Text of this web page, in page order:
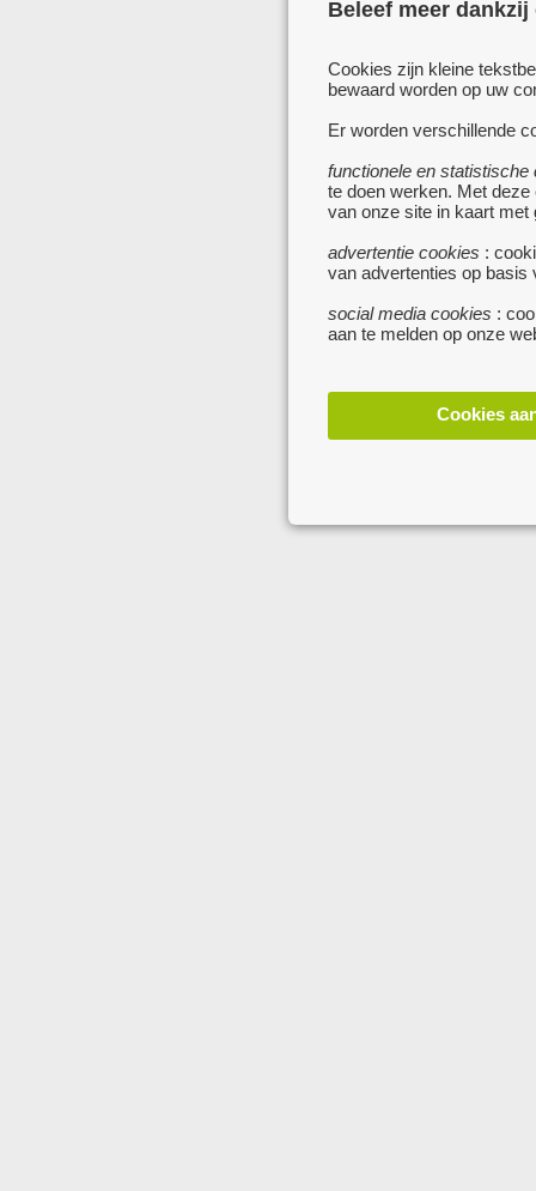
Beleef meer
Cookies zijn kleine
bewaard worden op uw
Er worden verschillende
functionele en statistische
te doen werken. Met
van onze site in kaart met
advertentie cookies :
van advertenties op basis
social media cookies :
aan te melden op onze
Cookies